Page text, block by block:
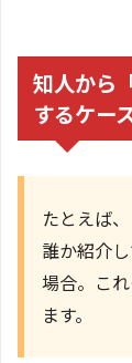
知人から
するケー
たとえば
誰か紹介
場合。こ
ます。